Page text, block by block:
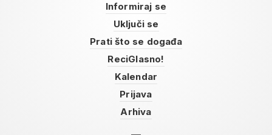
Informiraj se
Uključi se
Prati što se događa
ReciGlasno!
Kalendar
Prijava
Arhiva